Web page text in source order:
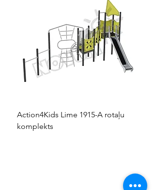
Action4Kids Lime 1915-A rotaļu
komplekts